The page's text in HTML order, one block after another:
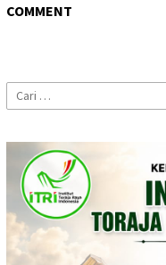
COMMENT
Cari
untuk: